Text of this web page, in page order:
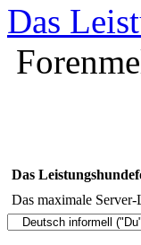
Das
Das
Das maximale